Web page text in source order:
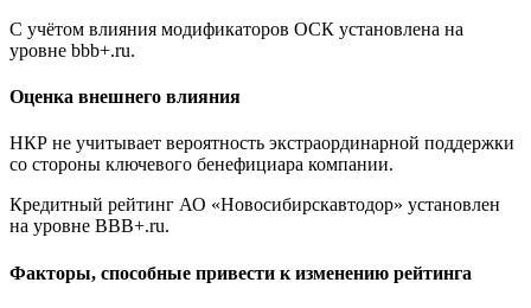
С учётом влияния модификаторов ОСК установлена на
уровне bbb+.ru.
Оценка внешнего влияния
НКР не учитывает вероятность экстраординарной поддержки
со стороны ключевого бенефициара компании.
Кредитный рейтинг АО «Новосибирскавтодор» установлен
на уровне BBB+.ru.
Факторы, способные привести к изменению рейтинга